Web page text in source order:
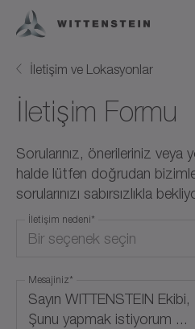
İletişim ve Lokasyonlar
İletişim Formu
Sorularınız, önerileriniz veya
halde lütfen doğrudan
sorularınızı sabırsızlıkla
Bir seçenek seçin
Quote Request
Product Information
İletişim nedeni*
Mesajiniz*